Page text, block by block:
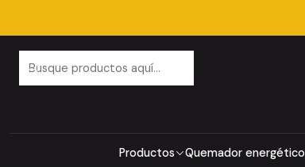
Productos Quemador energético